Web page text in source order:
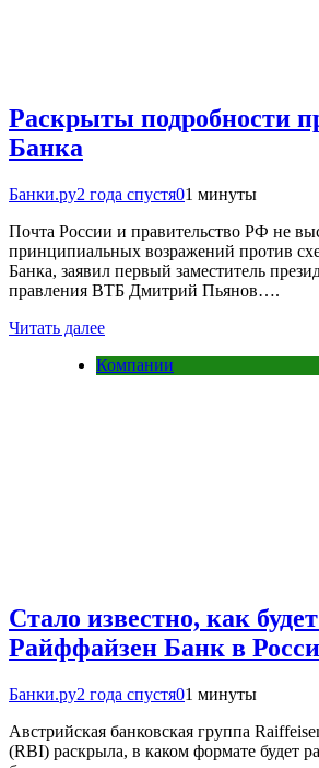
Раскрыты подробности
Банка
Банки.ру2 года спустя01 минуты
Почта России и правительство РФ не
принципиальных возражений против
Банка, заявил первый заместитель
правления ВТБ Дмитрий Пьянов….
Читать далее
Компании
Стало известно, как
Райффайзен Банк в
Банки.ру2 года спустя01 минуты
Австрийская банковская группа
(RBI) раскрыла, в каком формате будет